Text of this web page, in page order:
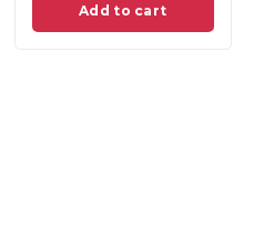
Add to cart